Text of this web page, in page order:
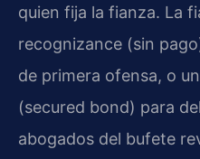
quien fija la fianza. La
recognizance (sin
de primera ofensa, o
(secured bond) para
abogados del bufete